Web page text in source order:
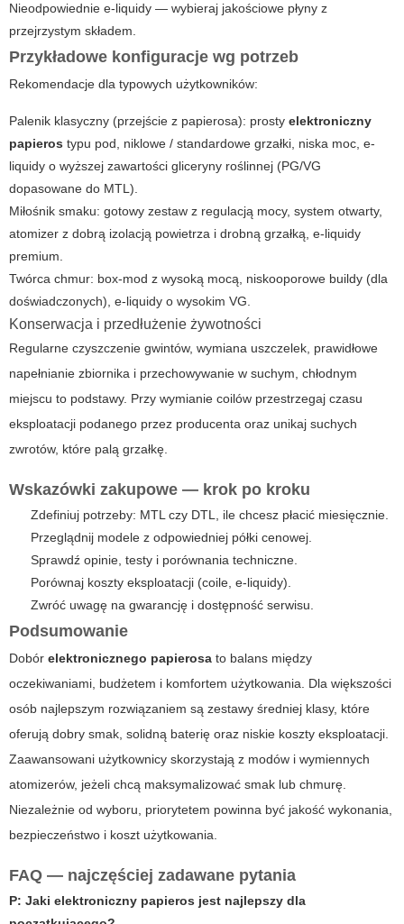
Nieodpowiednie e-liquidy — wybieraj jakościowe płyny z
przejrzystym składem.
Przykładowe konfiguracje wg potrzeb
Rekomendacje dla typowych użytkowników:
Palenik klasyczny (przejście z papierosa): prosty elektroniczny
papieros typu pod, niklowe / standardowe grzałki, niska moc, e-
liquidy o wyższej zawartości gliceryny roślinnej (PG/VG
dopasowane do MTL).
Miłośnik smaku: gotowy zestaw z regulacją mocy, system otwarty,
atomizer z dobrą izolacją powietrza i drobną grzałką, e-liquidy
premium.
Twórca chmur: box-mod z wysoką mocą, niskooporowe buildy (dla
doświadczonych), e-liquidy o wysokim VG.
Konserwacja i przedłużenie żywotności
Regularne czyszczenie gwintów, wymiana uszczelek, prawidłowe
napełnianie zbiornika i przechowywanie w suchym, chłodnym
miejscu to podstawy. Przy wymianie coilów przestrzegaj czasu
eksploatacji podanego przez producenta oraz unikaj suchych
zwrotów, które palą grzałkę.
Wskazówki zakupowe — krok po kroku
Zdefiniuj potrzeby: MTL czy DTL, ile chcesz płacić miesięcznie.
Przeglądnij modele z odpowiedniej półki cenowej.
Sprawdź opinie, testy i porównania techniczne.
Porównaj koszty eksploatacji (coile, e-liquidy).
Zwróć uwagę na gwarancję i dostępność serwisu.
Podsumowanie
Dobór elektronicznego papierosa to balans między
oczekiwaniami, budżetem i komfortem użytkowania. Dla większości
osób najlepszym rozwiązaniem są zestawy średniej klasy, które
oferują dobry smak, solidną baterię oraz niskie koszty eksploatacji.
Zaawansowani użytkownicy skorzystają z modów i wymiennych
atomizerów, jeżeli chcą maksymalizować smak lub chmurę.
Niezależnie od wyboru, priorytetem powinna być jakość wykonania,
bezpieczeństwo i koszt użytkowania.
FAQ — najczęściej zadawane pytania
P: Jaki elektroniczny papieros jest najlepszy dla